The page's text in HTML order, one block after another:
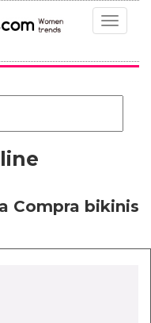
Toggle
Compra bikinis